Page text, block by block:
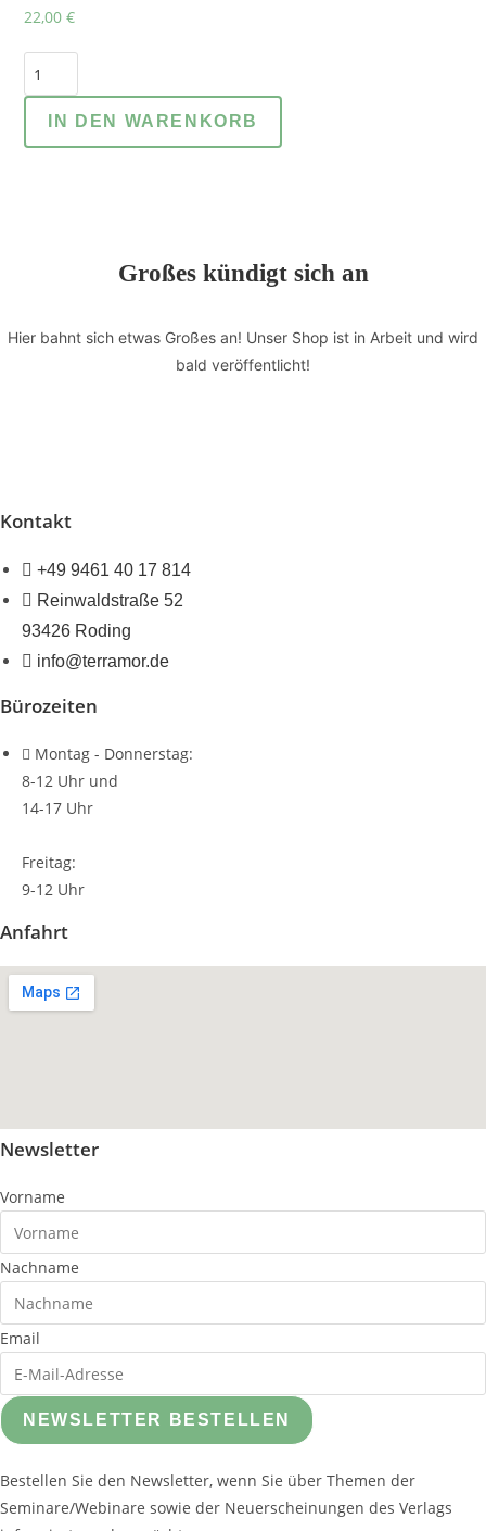
22,00€
CD:
"Macht
euch
IN DEN WARENKORB
Großes kündigt sich an
Hier bahnt sich etwas Großes an! Unser Shop ist in Arbeit und wird
bald veröffentlicht!
Kontakt
+49 9461 40 17 814
Reinwaldstraße 52
93426 Roding
info@terramor.de
Bürozeiten
Montag - Donnerstag:
8-12 Uhr und
14-17 Uhr
Freitag:
9-12 Uhr
Anfahrt
Newsletter
Vorname
Nachname
Email
NEWSLETTER BESTELLEN
Bestellen Sie den Newsletter, wenn Sie über Themen der
Seminare/Webinare sowie der Neuerscheinungen des Verlags